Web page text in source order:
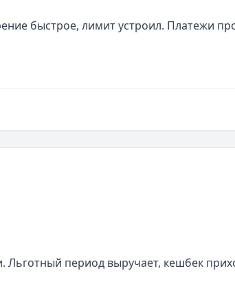
быстрое, лимит устроил. Платежи
период выручает, кешбек